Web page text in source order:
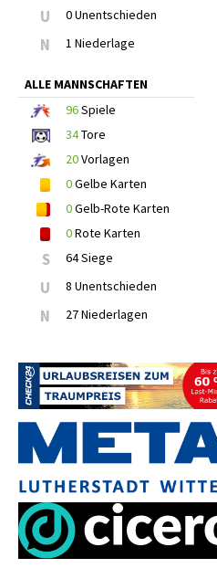
U 0 Unentschieden
N 1 Niederlage
ALLE MANNSCHAFTEN
96Spiele
34Tore
20Vorlagen
0Gelbe Karten
0Gelb-Rote Karten
0Rote Karten
S 64 Siege
U 8 Unentschieden
N 27 Niederlagen